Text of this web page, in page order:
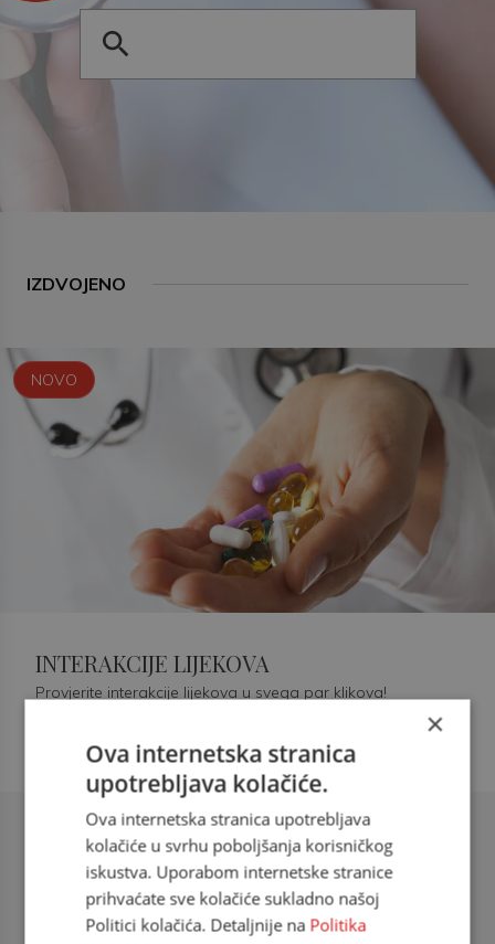
IZDVOJENO
Šećerna bolest tip 2 = kardiovaskularna
doc. dr. sc. Višnja Kokić Maleš,
dr.med., specijalististica
NOVO
INTERAKCIJE LIJEKOVA
Provjerite interakcije lijekova u svega par klikova!
×
Ova internetska stranica
upotrebljava kolačiće.
Ova internetska stranica upotrebljava
kolačiće u svrhu poboljšanja korisničkog
iskustva. Uporabom internetske stranice
prihvaćate sve kolačiće sukladno našoj
Politici kolačića. Detaljnije na Politika